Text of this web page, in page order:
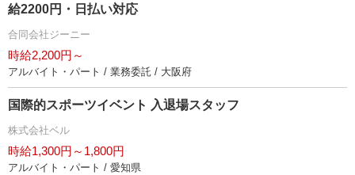
給2200円・日払い対応
合同会社ジーニー
時給2,200円～
アルバイト・パート / 業務委託 / 大阪府
国際的スポーツイベント 入退場スタッフ
株式会社ベル
時給1,300円～1,800円
アルバイト・パート / 愛知県